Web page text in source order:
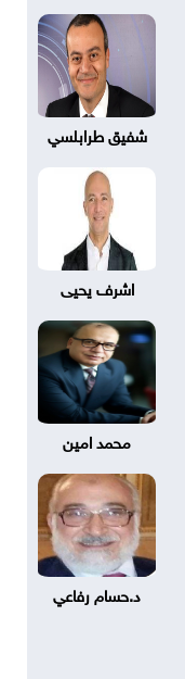
شفيق طرابلسي
اشرف يحيى
محمد امين
د.حسام رفاعي